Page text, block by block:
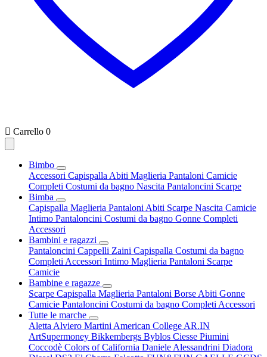
 Carrello 0
Bimbo
Accessori Capispalla Abiti Maglieria Pantaloni Camicie
Completi Costumi da bagno Nascita Pantaloncini Scarpe
Bimba
Capispalla Maglieria Pantaloni Abiti Scarpe Nascita Camicie
Intimo Pantaloncini Costumi da bagno Gonne Completi
Accessori
Bambini e ragazzi
Pantaloncini Cappelli Zaini Capispalla Costumi da bagno
Completi Accessori Intimo Maglieria Pantaloni Scarpe
Camicie
Bambine e ragazze
Scarpe Capispalla Maglieria Pantaloni Borse Abiti Gonne
Camicie Pantaloncini Costumi da bagno Completi Accessori
Tutte le marche
Aletta Alviero Martini American College AR.IN
ArtSupermoney Bikkembergs Byblos Ciesse Piumini
Coccodè Colors of California Daniele Alessandrini Diadora